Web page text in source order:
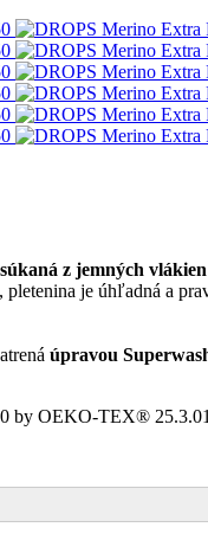
z jemných
je úhľadná a
úpravou
OEKO-TEX®